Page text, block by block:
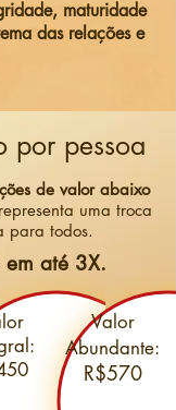
maturidade
das relações e
por pessoa
de valor abaixo
uma troca
para todos.
em até 3X.
Valor
Abundante:
R$570